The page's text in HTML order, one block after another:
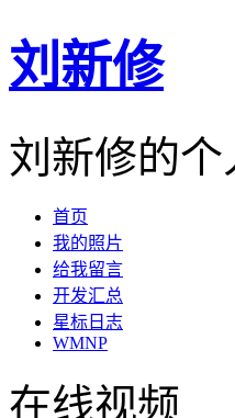
刘新修
刘新修的
首页
我的照片
给我留言
开发汇总
星标日志
WMNP
在线视频